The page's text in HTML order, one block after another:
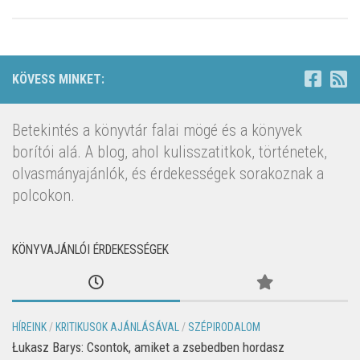
KÖVESS MINKET:
Betekintés a könyvtár falai mögé és a könyvek
borítói alá. A blog, ahol kulisszatitkok, történetek,
olvasmányajánlók, és érdekességek sorakoznak a
polcokon.
KÖNYVAJÁNLÓI ÉRDEKESSÉGEK
HÍREINK/ KRITIKUSOK AJÁNLÁSÁVAL/ SZÉPIRODALOM
Łukasz Barys: Csontok, amiket a zsebedben hordasz